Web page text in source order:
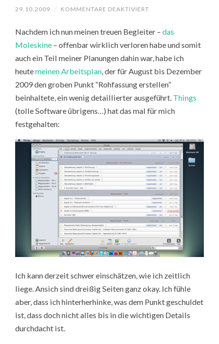
29.10.2009 / KOMMENTARE DEAKTIVIERT
Nachdem ich nun meinen treuen Begleiter –das
Moleskine – offenbar wirklich verloren habe und somit
auch ein Teil meiner Planungen dahin war, habe ich
heutemeinen Arbeitsplan , der für August bis Dezember
2009 den groben Punkt “Rohfassung erstellen”
beinhaltete, ein wenig detaillierter ausgeführt. Things
(tolle Software übrigens…) hat das mal für mich
festgehalten:
Ich kann derzeit schwer einschätzen, wie ich zeitlich
liege. Ansich sind dreißig Seiten ganz okay. Ich fühle
aber, dass ich hinterherhinke, was dem Punkt geschuldet
ist, dass doch nicht alles bis in die wichtigen Details
durchdacht ist.